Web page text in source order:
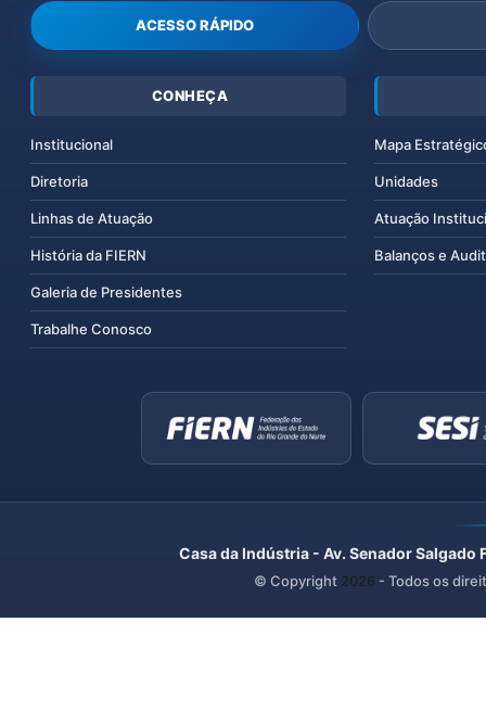
ACESSO RÁPIDO
CONHEÇA
Institucional
Diretoria
Linhas de Atuação
História da FIERN
Galeria de Presidentes
Trabalhe Conosco
Mapa
Unidades
Atuação
Balanços e
Casa da Indústria - Av. Senador
© Copyright 2026 - Todos os